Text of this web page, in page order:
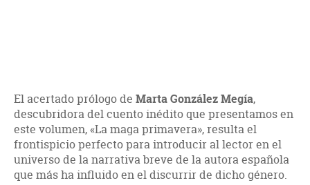
El acertado prólogo de Marta González Megía,
descubridora del cuento inédito que presentamos en
este volumen, «La maga primavera», resulta el
frontispicio perfecto para introducir al lector en el
universo de la narrativa breve de la autora española
que más ha influido en el discurrir de dicho género.